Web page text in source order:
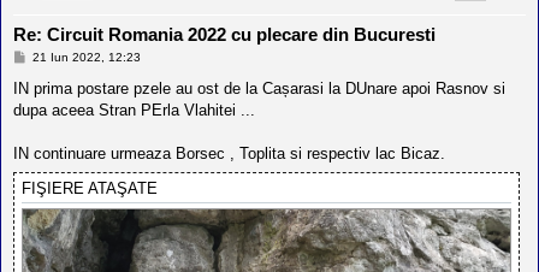
Re: Circuit Romania 2022 cu plecare din Bucuresti
M
s
a
j
21 Iun 2022, 12:23
IN prima postare pzele au ost de la Cașarasi la DUnare apoi Rasnov si
dupa aceea Stran PErla Vlahitei ...
IN continuare urmeaza Borsec , Toplita si respectiv lac Bicaz.
FIŞIERE ATAŞATE